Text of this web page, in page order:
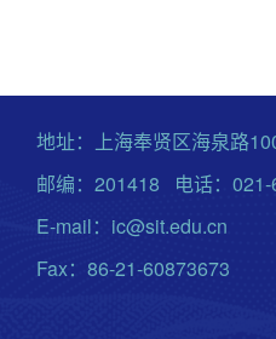
地址：上海奉贤区海泉路
邮编：201418 电话：021-
E-mail：ic@sit.edu.cn
Fax：86-21-60873673